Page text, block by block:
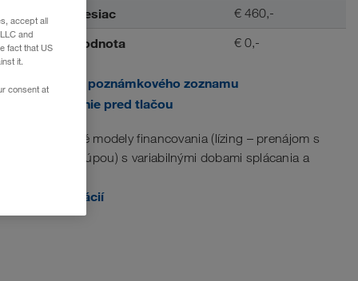
Splátka / mesiac € 460,-
Zvyšková hodnota € 0,-
Pridať do poznámkového zoznamu
Zobrazenie pred tlačou
Na mieru šité modely financovania (lízing – prenájom s
následnou kúpou) s variabilnými dobami splácania a
Viac informácií
accept all
and
fact that US
it.
consent at